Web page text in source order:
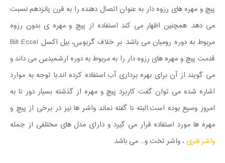
پیچ و مهره های رزوه دار به عنوان اتصال دهنده را به قرن پانزدهم نسبت
می دهد. همچنین اظهار می کند استفاده از پیچ و مهره ی بدون رزوه
مربوط به دوره رومیان می باشد. بر خلاف گریوس، بیل اکسل Bill Eccel
قدمت پیچ و مهره های رزوه دار را به مربوط به دوره ارشمیدس می داند و
می گویند از آن برای بهره برداری آب استفاده کرده اند.با توجه به موارد
اشاره شده می توان گفت کاربرد پیچ و مهره از گذشته بسیار دور تا به
امروز وسیع بوده است.البته نا گفته نماند واشر ها نیز در برخی از پیچ و
مهره ها مورد استفاده قرار می گیرد و دارای مدل های مختلفی از جمله
واشر فنری، واشر تخت و... می باشد.